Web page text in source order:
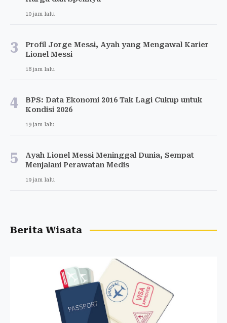
10 jam lalu
3
Profil Jorge Messi, Ayah yang Mengawal Karier
Lionel Messi
18 jam lalu
4
BPS: Data Ekonomi 2016 Tak Lagi Cukup untuk
Kondisi 2026
19 jam lalu
5
Ayah Lionel Messi Meninggal Dunia, Sempat
Menjalani Perawatan Medis
19 jam lalu
Berita Wisata